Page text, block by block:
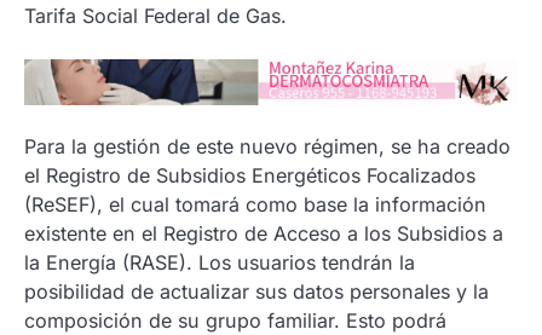
Tarifa Social Federal de Gas.
Para la gestión de este nuevo régimen, se ha creado
el Registro de Subsidios Energéticos Focalizados
(ReSEF), el cual tomará como base la información
existente en el Registro de Acceso a los Subsidios a
la Energía (RASE). Los usuarios tendrán la
posibilidad de actualizar sus datos personales y la
composición de su grupo familiar. Esto podrá